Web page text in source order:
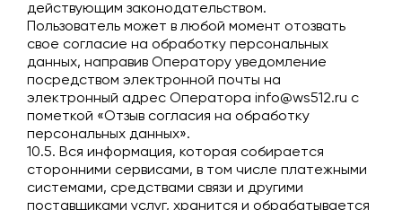
действующим законодательством.
Пользователь может в любой момент отозвать
свое согласие на обработку персональных
данных, направив Оператору уведомление
посредством электронной почты на
электронный адрес Оператора info@ws512.ru с
пометкой «Отзыв согласия на обработку
персональных данных».
10.5. Вся информация, которая собирается
сторонними сервисами, в том числе платежными
системами, средствами связи и другими
поставщиками услуг, хранится и обрабатывается